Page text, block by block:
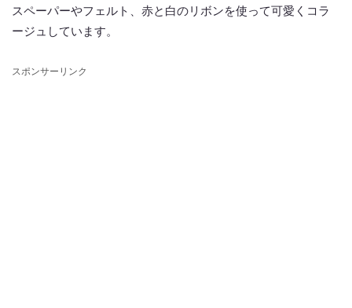
スペーパーやフェルト、赤と白のリボンを使って可愛くコラ
ージュしています。
スポンサーリンク